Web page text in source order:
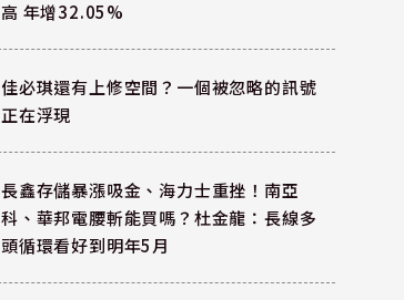
高 年增32.05%
佳必琪還有上修空間？一個被忽略的訊號
正在浮現
長鑫存儲暴漲吸金、海力士重挫！南亞
科、華邦電腰斬能買嗎？杜金龍：長線多
頭循環看好到明年5月